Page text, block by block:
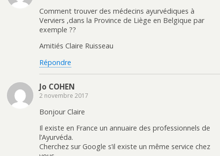
Comment trouver des médecins ayurvédiques à
Verviers ,dans la Province de Liège en Belgique par
exemple ??
Amitiés Claire Ruisseau
Répondre
Jo COHEN
2 novembre 2017
Bonjour Claire
Il existe en France un annuaire des professionnels de
l’Ayurvéda.
Cherchez sur Google s’il existe un même service chez